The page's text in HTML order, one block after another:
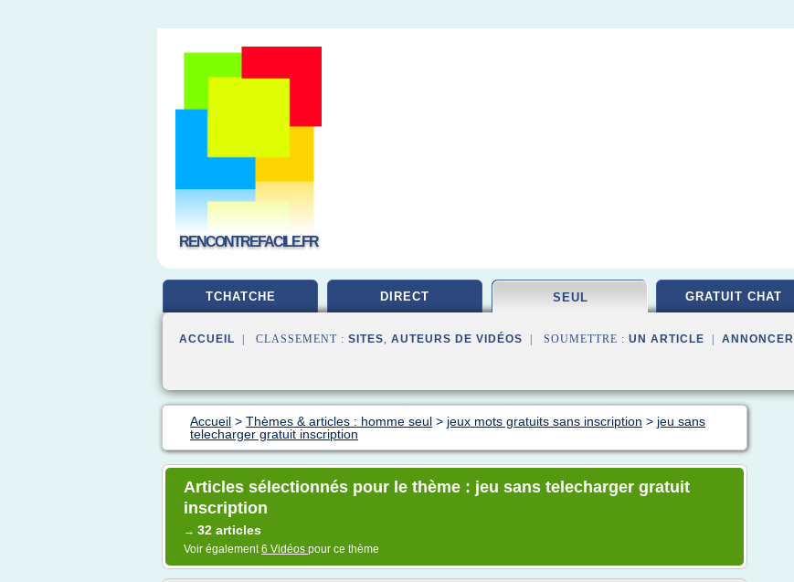
RENCONTREFACILE.FR
TCHATCHE DIRECT SEUL GRATUIT CHAT
ACCUEIL | CLASSEMENT : SITES, AUTEURS DE VIDÉOS | SOUMETTRE : UN ARTICLE ANNONCER
Accueil > Thèmes & articles : homme seul > jeux mots gratuits sans inscription > jeu sans
telecharger gratuit inscription
Articles sélectionnés pour le thème : jeu sans telecharger gratuit
inscription
→ 32 articles
Voir également6 Vidéos pour ce thème